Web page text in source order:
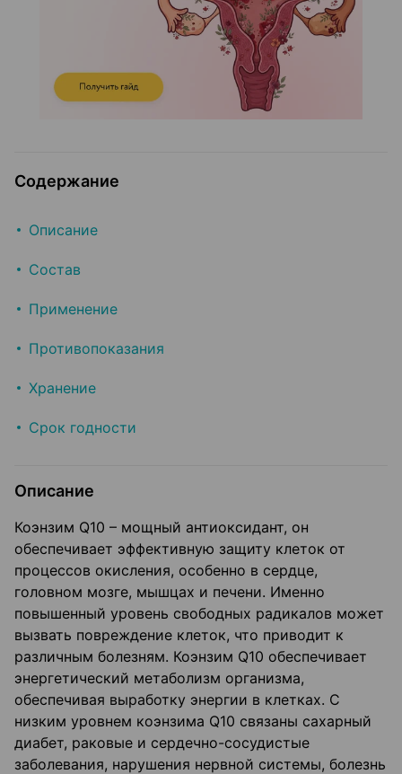
Содержание
Описание
Состав
Применение
Противопоказания
Хранение
Срок годности
Описание
Коэнзим Q10 – мощный антиоксидант, он
обеспечивает эффективную защиту клеток от
процессов окисления, особенно в сердце,
головном мозге, мышцах и печени. Именно
повышенный уровень свободных радикалов может
вызвать повреждение клеток, что приводит к
различным болезням. Коэнзим Q10 обеспечивает
энергетический метаболизм организма,
обеспечивая выработку энергии в клетках. С
низким уровнем коэнзима Q10 связаны сахарный
диабет, раковые и сердечно-сосудистые
заболевания, нарушения нервной системы, болезнь